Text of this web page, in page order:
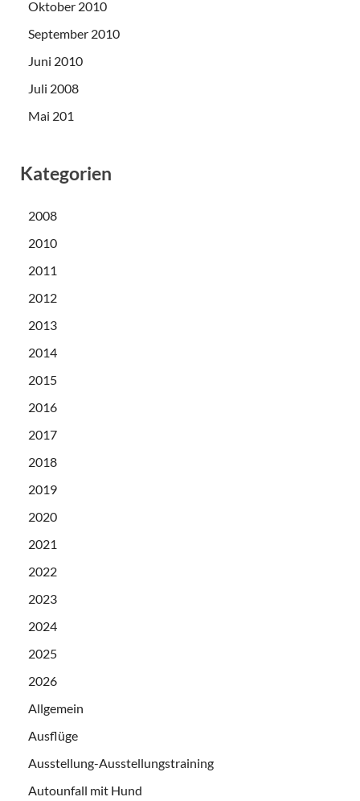
Oktober 2010
September 2010
Juni 2010
Juli 2008
Mai 201
Kategorien
2008
2010
2011
2012
2013
2014
2015
2016
2017
2018
2019
2020
2021
2022
2023
2024
2025
2026
Allgemein
Ausflüge
Ausstellung-Ausstellungstraining
Autounfall mit Hund